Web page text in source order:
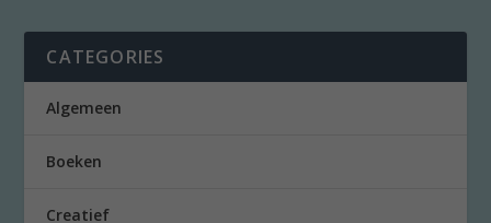
CATEGORIES
Algemeen
Boeken
Creatief